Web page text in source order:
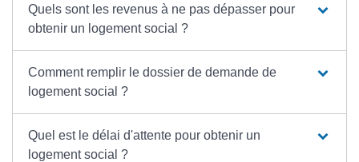
Quels sont les revenus à ne pas dépasser pour
obtenir un logement social ?
Comment remplir le dossier de demande de
logement social ?
Quel est le délai d'attente pour obtenir un
logement social ?